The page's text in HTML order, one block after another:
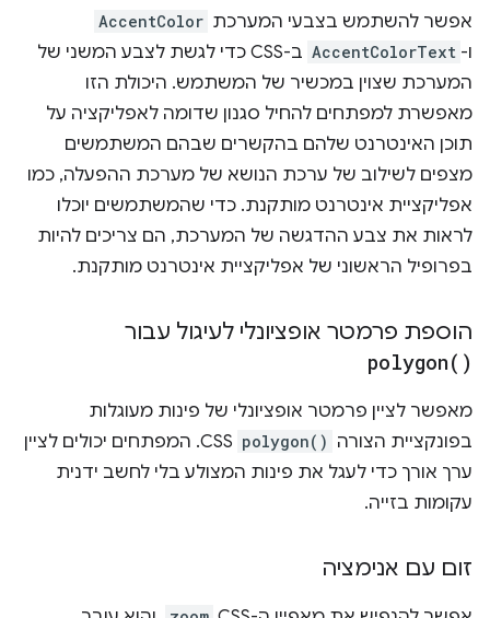
אפשר להשתמש בצבעי המערכת AccentColor
ו- AccentColorText
ב-CSS כדי לגשת לצבע המשני של
המערכת שצוין במכשיר של המשתמש. היכולת הזו
מאפשרת למפתחים להחיל סגנון שדומה לאפליקציה על
תוכן האינטרנט שלהם בהקשרים שבהם המשתמשים
מצפים לשילוב של ערכת הנושא של מערכת ההפעלה, כמו
אפליקציית אינטרנט מותקנת. כדי שהמשתמשים יוכלו
לראות את צבע ההדגשה של המערכת, הם צריכים להיות
בפרופיל הראשוני של אפליקציית אינטרנט מותקנת.
הוספת פרמטר אופציונלי לעיגול עבור
polygon( )
מאפשר לציין פרמטר אופציונלי של פינות מעוגלות
בפונקציית הצורה polygon()
CSS. המפתחים יכולים לציין
ערך אורך כדי לעגל את פינות המצולע בלי לחשב ידנית
עקומות בזייה.
זום עם אנימציה